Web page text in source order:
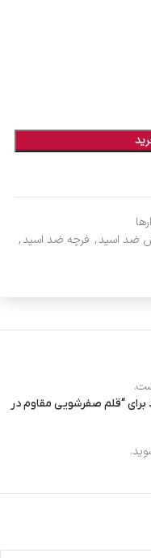
ضد اسید, فرچه ضد اسید,
برای “قلم صفرشویی مقاوم در